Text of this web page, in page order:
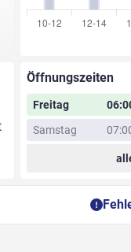
Öffnungszeiten
Freitag
Samstag